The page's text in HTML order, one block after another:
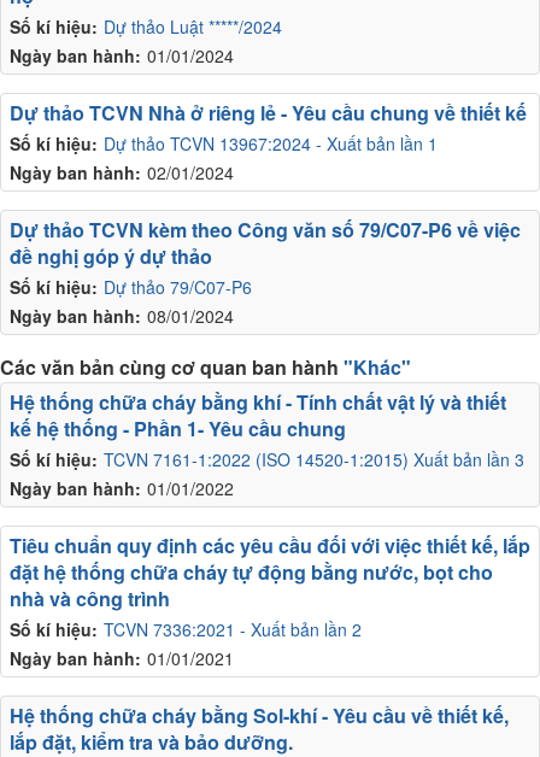
Số kí hiệu: Dự thảo Luật *****/2024
Ngày ban hành: 01/01/2024
Số kí hiệu: Dự thảo TCVN 13967:2024 - Xuất bản lần 1
Ngày ban hành: 02/01/2024
Dự thảo TCVN Nhà ở riêng lẻ - Yêu cầu chung về thiết kế
Số kí hiệu: Dự thảo 79/C07-P6
Ngày ban hành: 08/01/2024
Dự thảo TCVN kèm theo Công văn số 79/C07-P6 về việc
đề nghị góp ý dự thảo
Các văn bản cùng cơ quan ban hành "Khác"
Số kí hiệu: TCVN 7161-1:2022 (ISO 14520-1:2015) Xuất bản lần 3
Ngày ban hành: 01/01/2022
Hệ thống chữa cháy bằng khí - Tính chất vật lý và thiết
kế hệ thống - Phần 1- Yêu cầu chung
Số kí hiệu: TCVN 7336:2021 - Xuất bản lần 2
Ngày ban hành: 01/01/2021
Tiêu chuẩn quy định các yêu cầu đối với việc thiết kế, lắp
đặt hệ thống chữa cháy tự động bằng nước, bọt cho
nhà và công trình
Hệ thống chữa cháy bằng Sol-khí - Yêu cầu về thiết kế,
lắp đặt, kiểm tra và bảo dưỡng.